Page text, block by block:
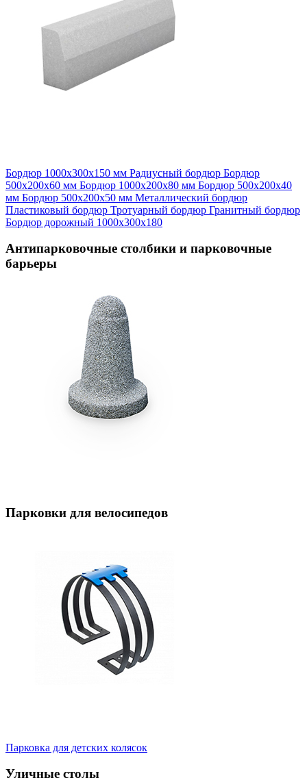
Бордюр 1000х300х150 мм Радиусный бордюр Бордюр
500х200х60 мм Бордюр 1000х200х80 мм Бордюр 500х200х40
мм Бордюр 500х200х50 мм Металлический бордюр
Пластиковый бордюр Тротуарный бордюр Гранитный бордюр
Бордюр дорожный 1000х300х180
Антипарковочные столбики и парковочные
барьеры
Парковки для велосипедов
Парковка для детских колясок
Уличные столы